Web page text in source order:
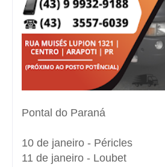
Pontal do Paraná
10 de janeiro - Péricles
11 de janeiro - Loubet